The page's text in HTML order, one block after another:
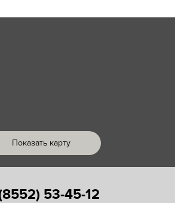
Показать карту
53-45-12